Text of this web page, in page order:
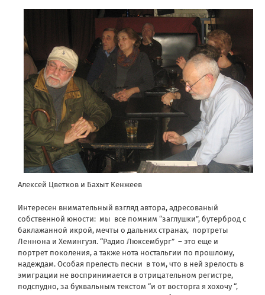
Алексей Цветков и Бахыт Кенжеев
Интересен внимательный взгляд автора, адресованый
собственной юности: мы все помним “заглушки”, бутерброд с
баклажанной икрой, мечты о дальних странах, портреты
Леннона и Хемингуэя. “Радио Люксембург” – это еще и
портрет поколения, а также нота ностальгии по прошлому,
надеждам. Особая прелесть песни в том, что в ней зрелость в
эмиграции не воспринимается в отрицательном регистре,
подспудно, за буквальным текстом “и от восторга я хохочу “,